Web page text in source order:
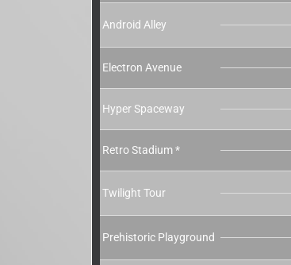
Android Alley
Electron Avenue
Hyper Spaceway
Retro Stadium *
Twilight Tour
Prehistoric Playground